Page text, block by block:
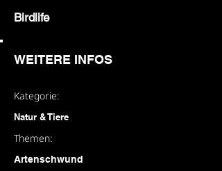
Birdlife
WEITERE INFOS
Kategorie:
Natur & Tiere
Themen:
Artenschwund